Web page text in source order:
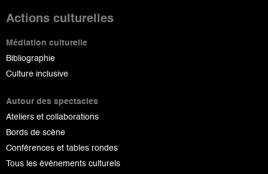
Actions culturelles
Médiation culturelle
Bibliographie
Culture inclusive
Autour des spectacles
Ateliers et collaborations
Bords de scène
Conférences et tables rondes
Tous les événements culturels